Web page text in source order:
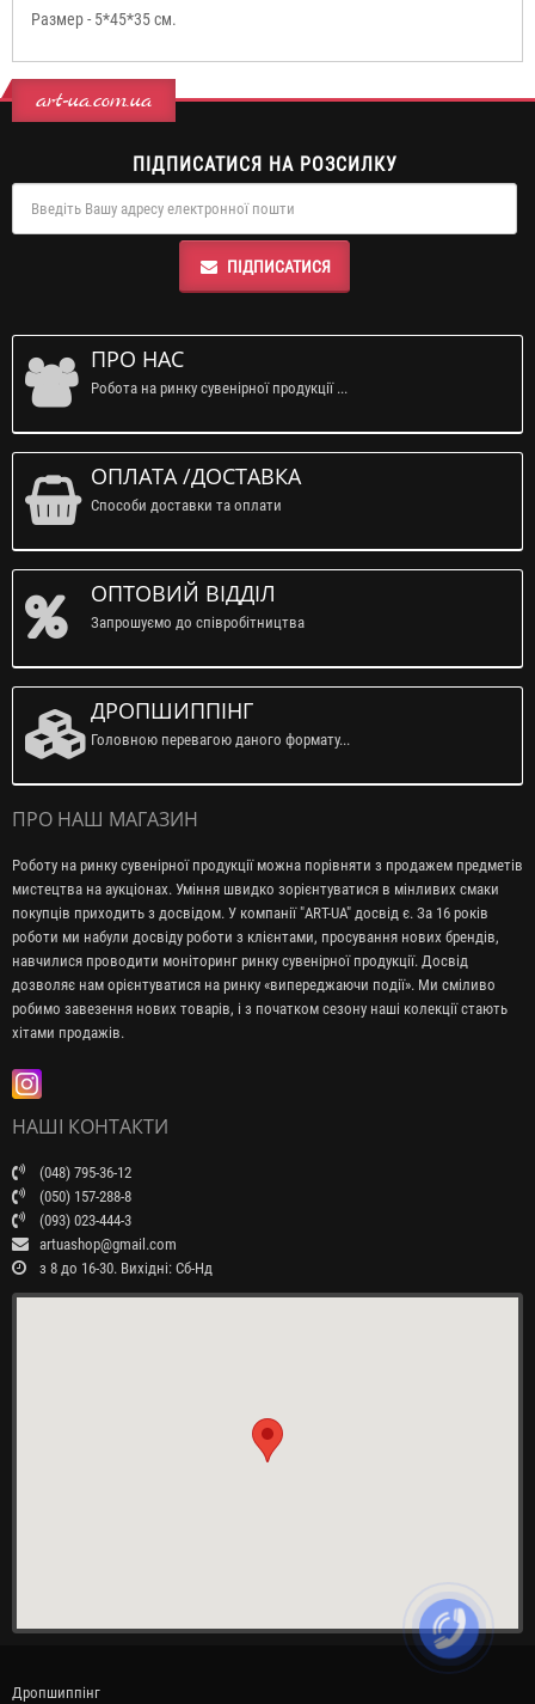
Размер - 5*45*35 см.
art-ua.com.ua
ПІДПИСАТИСЯ НА РОЗСИЛКУ
ПІДПИСАТИСЯ
ПРО НАС
Робота на ринку сувенірної продукції ...
ОПЛАТА /ДОСТАВКА
Способи доставки та оплати
ОПТОВИЙ ВІДДІЛ
Запрошуємо до співробітництва
ДРОПШИППІНГ
Головною перевагою даного формату...
ПРО НАШ МАГАЗИН
Роботу на ринку сувенірної продукції можна порівняти з продажем предметів
мистецтва на аукціонах. Уміння швидко зорієнтуватися в мінливих смаки
покупців приходить з досвідом. У компанії "ART-UA" досвід є. За 16 років
роботи ми набули досвіду роботи з клієнтами, просування нових брендів,
навчилися проводити моніторинг ринку сувенірної продукції. Досвід
дозволяє нам орієнтуватися на ринку «випереджаючи події». Ми сміливо
робимо завезення нових товарів, і з початком сезону наші колекції стають
хітами продажів.
НАШІ КОНТАКТИ
(048) 795-36-12
(050) 157-288-8
(093) 023-444-3
artuashop@gmail.com
з 8 до 16-30. Вихідні: Сб-Нд
Дропшиппінг